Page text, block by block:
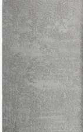
springen